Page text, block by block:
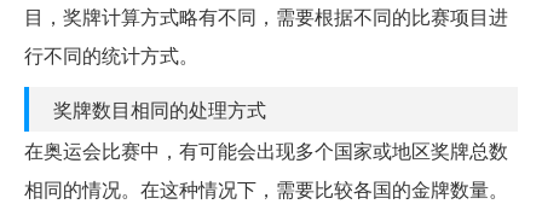
目，奖牌计算方式略有不同，需要根据不同的比赛项目进
行不同的统计方式。
奖牌数目相同的处理方式
在奥运会比赛中，有可能会出现多个国家或地区奖牌总数
相同的情况。在这种情况下，需要比较各国的金牌数量。